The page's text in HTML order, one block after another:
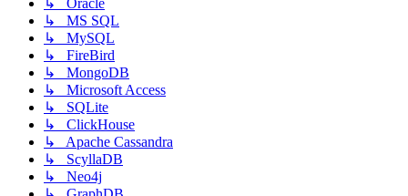
↳ Oracle
↳ MS SQL
↳ MySQL
↳ FireBird
↳ MongoDB
↳ Microsoft Access
↳ SQLite
↳ ClickHouse
↳ Apache Cassandra
↳ ScyllaDB
↳ Neo4j